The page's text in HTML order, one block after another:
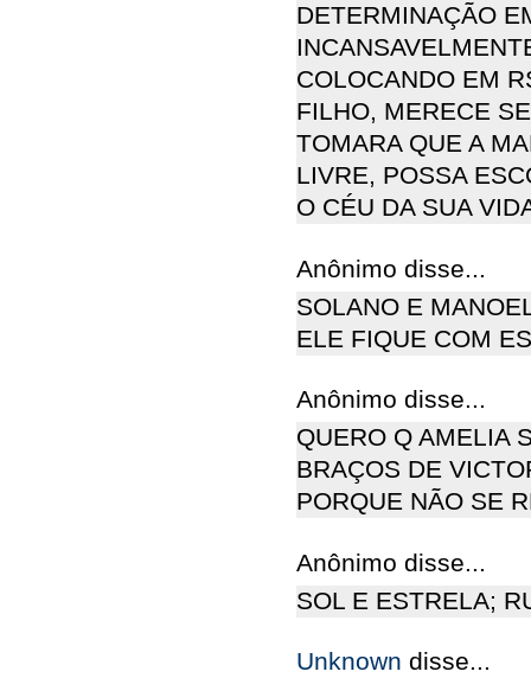
DETERMINAÇÃO
COLOCANDO EM
FILHO, MERECE
TOMARA QUE A
LIVRE, POSSA
O CÉU DA SUA
Anônimo disse...
SOLANO E
ELE FIQUE COM
Anônimo disse...
QUERO Q AMELIA
BRAÇOS DE
PORQUE NÃO SE
Anônimo disse...
SOL E ESTRELA;
Unknown disse...